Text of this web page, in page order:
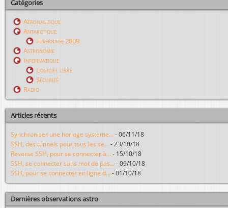
Catégories
Aéronautique
Antarctique
Hivernage 2009
Astronomie
Informatique
Logiciel libre
Sécurité
Radio
Articles récents
Synchroniser une horloge système... - 06/11/18
SSH, des tunnels pour tous les se... - 23/10/18
Reverse SSH, pour se connecter à... - 15/10/18
SSH, se connecter sans mot de pas... - 09/10/18
SSH, pour se connecter en ligne d... - 01/10/18
Dernières observations astro